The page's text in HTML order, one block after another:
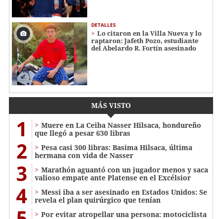
DETALLES
Lo citaron en la Villa Nueva y lo
raptaron: Jafeth Pozo, estudiante
del Abelardo R. Fortín asesinado
MÁS VISTO
1
Muere en La Ceiba Nasser Hilsaca, hondureño
que llegó a pesar 630 libras
2
Pesa casi 300 libras: Basima Hilsaca, última
hermana con vida de Nasser
3
Marathón aguantó con un jugador menos y saca
valioso empate ante Platense en el Excélsior
4
Messi iba a ser asesinado en Estados Unidos: Se
revela el plan quirúrgico que tenían
Por evitar atropellar una persona: motociclista